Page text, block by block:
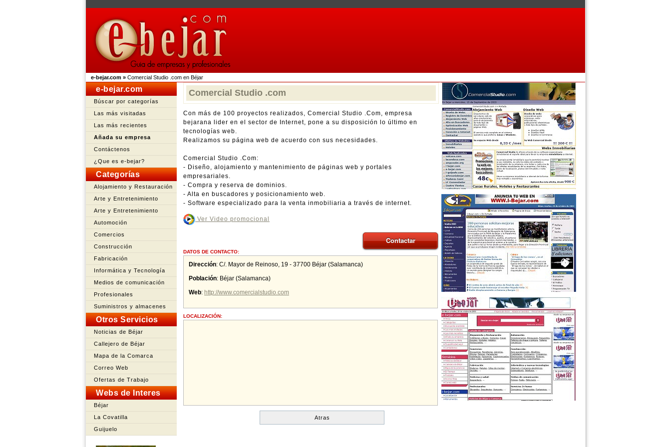
e-bejar.com » Comercial Studio .com en Béjar
e-bejar.com
Búscar por categorías
Las más visitadas
Las más recientes
Añada su empresa
Contáctenos
¿Que es e-bejar?
Categorías
Alojamiento y Restauración
Arte y Entretenimiento
Arte y Entretenimiento
Automoción
Comercios
Construcción
Fabricación
Informática y Tecnología
Medios de comunicación
Profesionales
Suministros y almacenes
Otros Servicios
Noticias de Béjar
Callejero de Béjar
Mapa de la Comarca
Correo Web
Ofertas de Trabajo
Webs de Interes
Béjar
La Covatilla
Guijuelo
Comercial Studio .com
Con más de 100 proyectos realizados, Comercial Studio .Com, empresa
bejarana lider en el sector de Internet, pone a su disposición lo último en
tecnologías web.
Realizamos su página web de acuerdo con sus necesidades.
Comercial Studio .Com:
- Diseño, alojamiento y mantenimiento de páginas web y portales
empresariales.
- Compra y reserva de dominios.
- Alta en buscadores y posicionamiento web.
- Software especializado para la venta inmobiliaria a través de internet.
Ver Video promocional
Contactar
DATOS DE CONTACTO:
Dirección: C/. Mayor de Reinoso, 19 - 37700 Béjar (Salamanca)
Población: Béjar (Salamanca)
Web: http://www.comercialstudio.com
LOCALIZACIÓN: